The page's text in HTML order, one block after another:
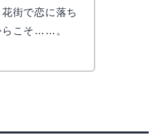
街で恋に落ち
らこそ……。